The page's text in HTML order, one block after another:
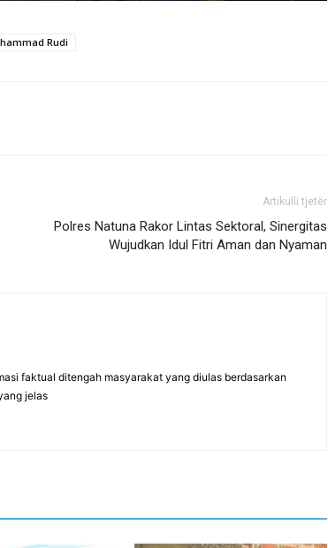
Rudi
Artikulli tjetër
Polres Natuna Rakor Lintas Sektoral, Sinergitas
Wujudkan Idul Fitri Aman dan Nyaman
faktual ditengah masyarakat yang diulas berdasarkan
jelas